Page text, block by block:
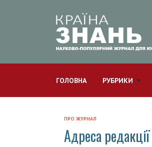
ГОЛОВНА РУБРИКИ
ПРО ЖУРНАЛ
Адреса редакції